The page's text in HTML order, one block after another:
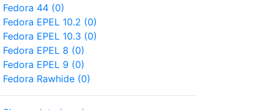
Fedora 44 (0)
Fedora EPEL 10.2 (0)
Fedora EPEL 10.3 (0)
Fedora EPEL 8 (0)
Fedora EPEL 9 (0)
Fedora Rawhide (0)